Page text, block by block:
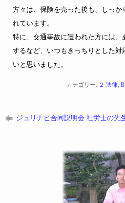
方々は、保険を売った後も、しっか
れています。
特に、交通事故に遭われた方には
するなど、いつもきっちりとした対
いと思いました。
カテゴリー: ２ 法律,
ジュリナビ合同説明会 社労士の先